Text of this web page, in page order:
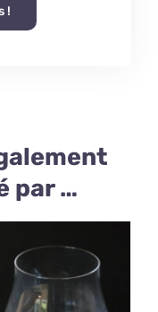
!
par …